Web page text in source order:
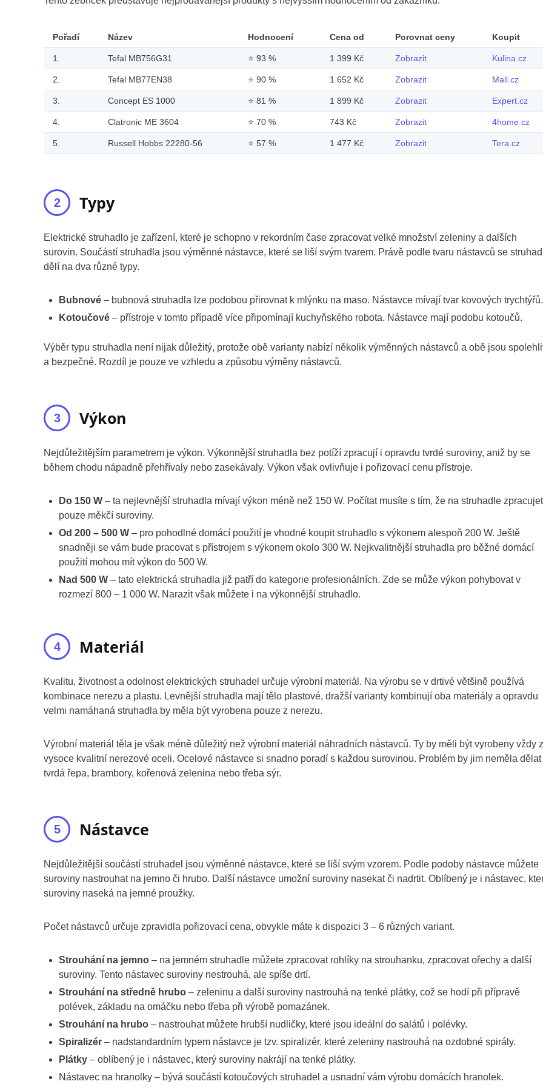
Pořadí Název Hodnocení Cena od Porovnat ceny Koupit
1. Tefal MB756G31 ⭐ 93 % 1 399 Kč Zobrazit Kulina.cz
2. Tefal MB77EN38 ⭐ 90 % 1 652 Kč Zobrazit Mall.cz
3. Concept ES 1000 ⭐ 81 % 1 899 Kč Zobrazit Expert.cz
4. Clatronic ME 3604 ⭐ 70 % 743 Kč Zobrazit 4home.cz
5. Russell Hobbs 22280-56 ⭐ 57 % 1 477 Kč Zobrazit Tera.cz
Typy
Elektrické struhadlo je zařízení, které je schopno v rekordním čase zpracovat velké množství zeleniny a dalších
surovin. Součástí struhadla jsou výměnné nástavce, které se liší svým tvarem. Právě podle tvaru nástavců se
dělí na dva různé typy.
Bubnové – bubnová struhadla lze podobou přirovnat k mlýnku na maso. Nástavce mívají tvar kovových trychtýřů.
Kotoučové – přístroje v tomto případě více připomínají kuchyňského robota. Nástavce mají podobu kotoučů.
Výběr typu struhadla není nijak důležitý, protože obě varianty nabízí několik výměnných nástavců a obě jsou
a bezpečné. Rozdíl je pouze ve vzhledu a způsobu výměny nástavců.
Výkon
Nejdůležitějším parametrem je výkon. Výkonnější struhadla bez potíží zpracují i opravdu tvrdé suroviny, aniž by se
během chodu nápadně přehřívaly nebo zasekávaly. Výkon však ovlivňuje i pořizovací cenu přístroje.
Do 150 W – ta nejlevnější struhadla mívají výkon méně než 150 W. Počítat musíte s tím, že na struhadle
pouze měkčí suroviny.
Od 200 – 500 W – pro pohodlné domácí použití je vhodné koupit struhadlo s výkonem alespoň 200 W. Ještě
snadněji se vám bude pracovat s přístrojem s výkonem okolo 300 W. Nejkvalitnější struhadla pro běžné domácí
použití mohou mít výkon do 500 W.
Nad 500 W – tato elektrická struhadla již patří do kategorie profesionálních. Zde se může výkon pohybovat v
rozmezí 800 – 1 000 W. Narazit však můžete i na výkonnější struhadlo.
Materiál
Kvalitu, životnost a odolnost elektrických struhadel určuje výrobní materiál. Na výrobu se v drtivé většině používá
kombinace nerezu a plastu. Levnější struhadla mají tělo plastové, dražší varianty kombinují oba materiály a opravdu
velmi namáhaná struhadla by měla být vyrobena pouze z nerezu.
Výrobní materiál těla je však méně důležitý než výrobní materiál náhradních nástavců. Ty by měli být vyrobeny vždy z
vysoce kvalitní nerezové oceli. Ocelové nástavce si snadno poradí s každou surovinou. Problém by jim neměla dělat
tvrdá řepa, brambory, kořenová zelenina nebo třeba sýr.
Nástavce
Nejdůležitější součástí struhadel jsou výměnné nástavce, které se liší svým vzorem. Podle podoby nástavce můžete
suroviny nastrouhat na jemno či hrubo. Další nástavce umožní suroviny nasekat či nadrtit. Oblíbený je i nástavec,
suroviny naseká na jemné proužky.
Počet nástavců určuje zpravidla pořizovací cena, obvykle máte k dispozici 3 – 6 různých variant.
Strouhání na jemno – na jemném struhadle můžete zpracovat rohlíky na strouhanku, zpracovat ořechy a další
suroviny. Tento nástavec suroviny nestrouhá, ale spíše drtí.
Strouhání na středně hrubo – zeleninu a další suroviny nastrouhá na tenké plátky, což se hodí při přípravě
polévek, základu na omáčku nebo třeba při výrobě pomazánek.
Strouhání na hrubo – nastrouhat můžete hrubší nudličky, které jsou ideální do salátů i polévky.
Spiralizér – nadstandardním typem nástavce je tzv. spiralizér, které zeleniny nastrouhá na ozdobné spirály.
Plátky – oblíbený je i nástavec, který suroviny nakrájí na tenké plátky.
Nástavec na hranolky – bývá součástí kotoučových struhadel a usnadní vám výrobu domácích hranolek.